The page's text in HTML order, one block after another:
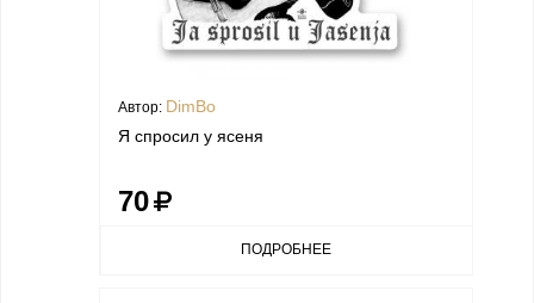
Автор: DimBo
Я спросил у ясеня
70
ПОДРОБНЕЕ